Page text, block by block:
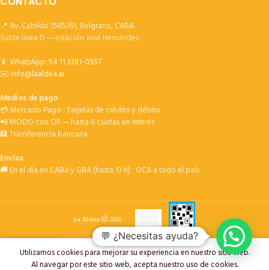
📍 Av. Cabildo 1565/61, Belgrano, CABA
Subte línea D — estación José Hernández
📱 WhatsApp:54 11 3381-0557
✉️info@laaldea.ar
Medios de pago
💳 Mercado Pago · Tarjetas de crédito y débito
📲 MODO con QR — hasta 6 cuotas sin interés
🏦 Transferencia bancaria
Envíos
🚚 En el día en CABA y GBA (hasta 13 h) · OCA a todo el país
La Aldea 2026
DeseosCarrito
My account
Utilizamos cookies para mejorar su experiencia en nuestro sitio web.
Al navegar por este sitio web, acepta nuestro uso de cookies.
💬 ¿Necesitas ayuda?